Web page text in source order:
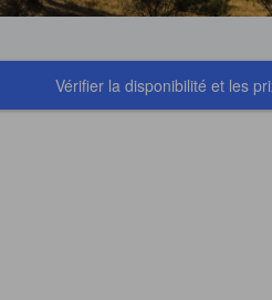
Vérifier la disponibilité et les